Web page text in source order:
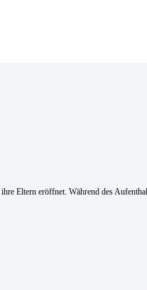
Eltern eröffnet. Während des